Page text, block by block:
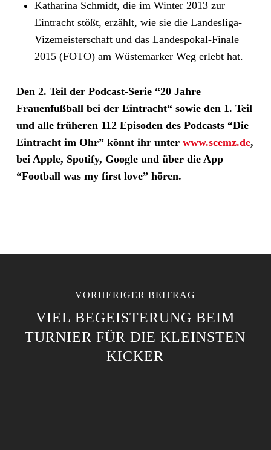
Katharina Schmidt, die im Winter 2013 zur
Eintracht stößt, erzählt, wie sie die Landesliga-
Vizemeisterschaft und das Landespokal-Finale
2015 (FOTO) am Wüstemarker Weg erlebt hat.
Den 2. Teil der Podcast-Serie “20 Jahre
Frauenfußball bei der Eintracht“ sowie den 1. Teil
und alle früheren 112 Episoden des Podcasts “Die
Eintracht im Ohr” könnt ihr unter www.scemz.de,
bei Apple, Spotify, Google und über die App
“Football was my first love” hören.
VORHERIGER BEITRAG
VIEL BEGEISTERUNG BEIM
TURNIER FÜR DIE KLEINSTEN
KICKER